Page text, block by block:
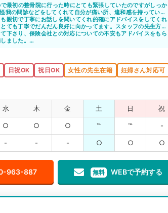
最初の整骨院に行った時にとても緊張していたのですがしっか
我の問診などをしてくれて自分が痛い所、違和感を持っている
てもらいました
親切で丁寧にお話しを聞いてくれ的確にアドバイスをしてくれ
ても丁寧でだんだん良好に向かってます。スタッフの先生方も
く、雰囲気がとてもいいので、お友達にも紹介しました。
下さり、保険会社との対応についての不安もアドバイスをもら
ました。
日祝OK 祝日OK 女性の先生在籍
妊婦さん対応可
水 木 金 土 日 祝
○ ○ ○ ℡ ℡ -
- - - ○ ○ ○
963-887 無料 WEBで予約する